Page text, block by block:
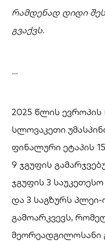
რამდენად დიდი
გვაქვს.
…
2025 წლის ევროპის
სლოვაკეთი
ფინალური ეტაპის
9 ჯგუფის
ჯგუფის 3
და 3 საგზურს პლეი-
გამოარკვევს,
მეორეადგილოსანი